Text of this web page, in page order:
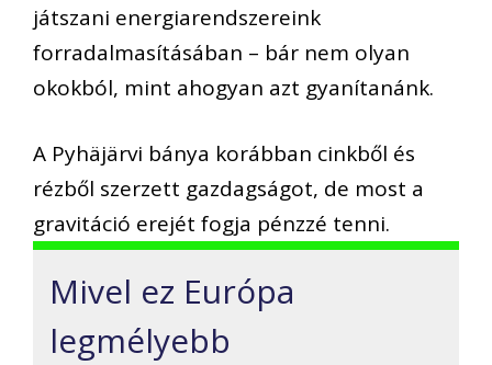
játszani energiarendszereink
forradalmasításában – bár nem olyan
okokból, mint ahogyan azt gyanítanánk.
A Pyhäjärvi bánya korábban cinkből és
rézből szerzett gazdagságot, de most a
gravitáció erejét fogja pénzzé tenni.
Mivel ez Európa
legmélyebb